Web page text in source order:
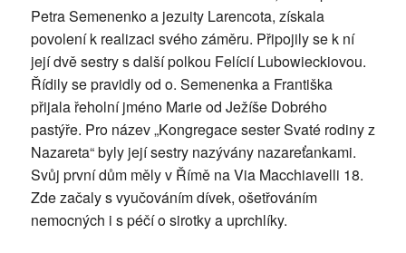
Petra Semenenko a jezuity Larencota, získala
povolení k realizaci svého záměru. Připojily se k ní
její dvě sestry s další polkou Felícií Lubowieckiovou.
Řídily se pravidly od o. Semenenka a Františka
přijala řeholní jméno Marie od Ježíše Dobrého
pastýře. Pro název „Kongregace sester Svaté rodiny z
Nazareta“ byly její sestry nazývány nazareťankami.
Svůj první dům měly v Římě na Via Macchiavelli 18.
Zde začaly s vyučováním dívek, ošetřováním
nemocných i s péčí o sirotky a uprchlíky.